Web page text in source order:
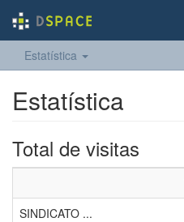
Estatística
Estatística
Total de visitas
SINDICATO ...